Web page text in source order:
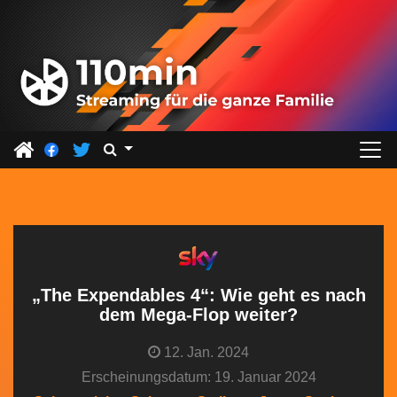
„The Expendables 4“: Wie geht es nach
dem Mega-Flop weiter?
12. Jan. 2024
Erscheinungsdatum: 19. Januar 2024